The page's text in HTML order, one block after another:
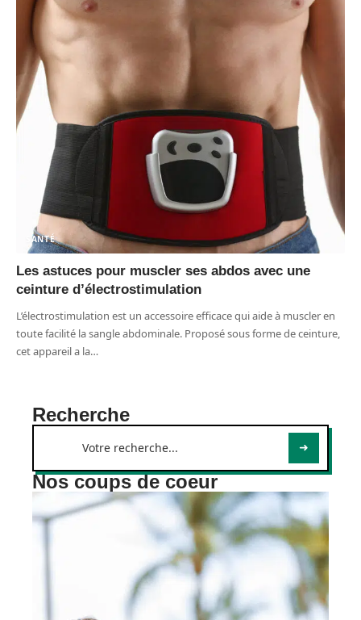
SANTÉ
Les astuces pour muscler ses abdos avec une
ceinture d’électrostimulation
L’électrostimulation est un accessoire efficace qui aide à muscler en
toute facilité la sangle abdominale. Proposé sous forme de ceinture,
cet appareil a la…
Recherche
Nos coups de coeur